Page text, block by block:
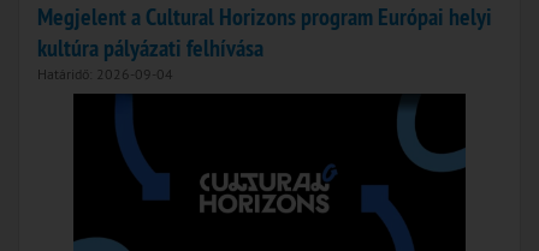
Megjelent a Cultural Horizons program Európai helyi
kultúra pályázati felhívása
Határidő: 2026-09-04